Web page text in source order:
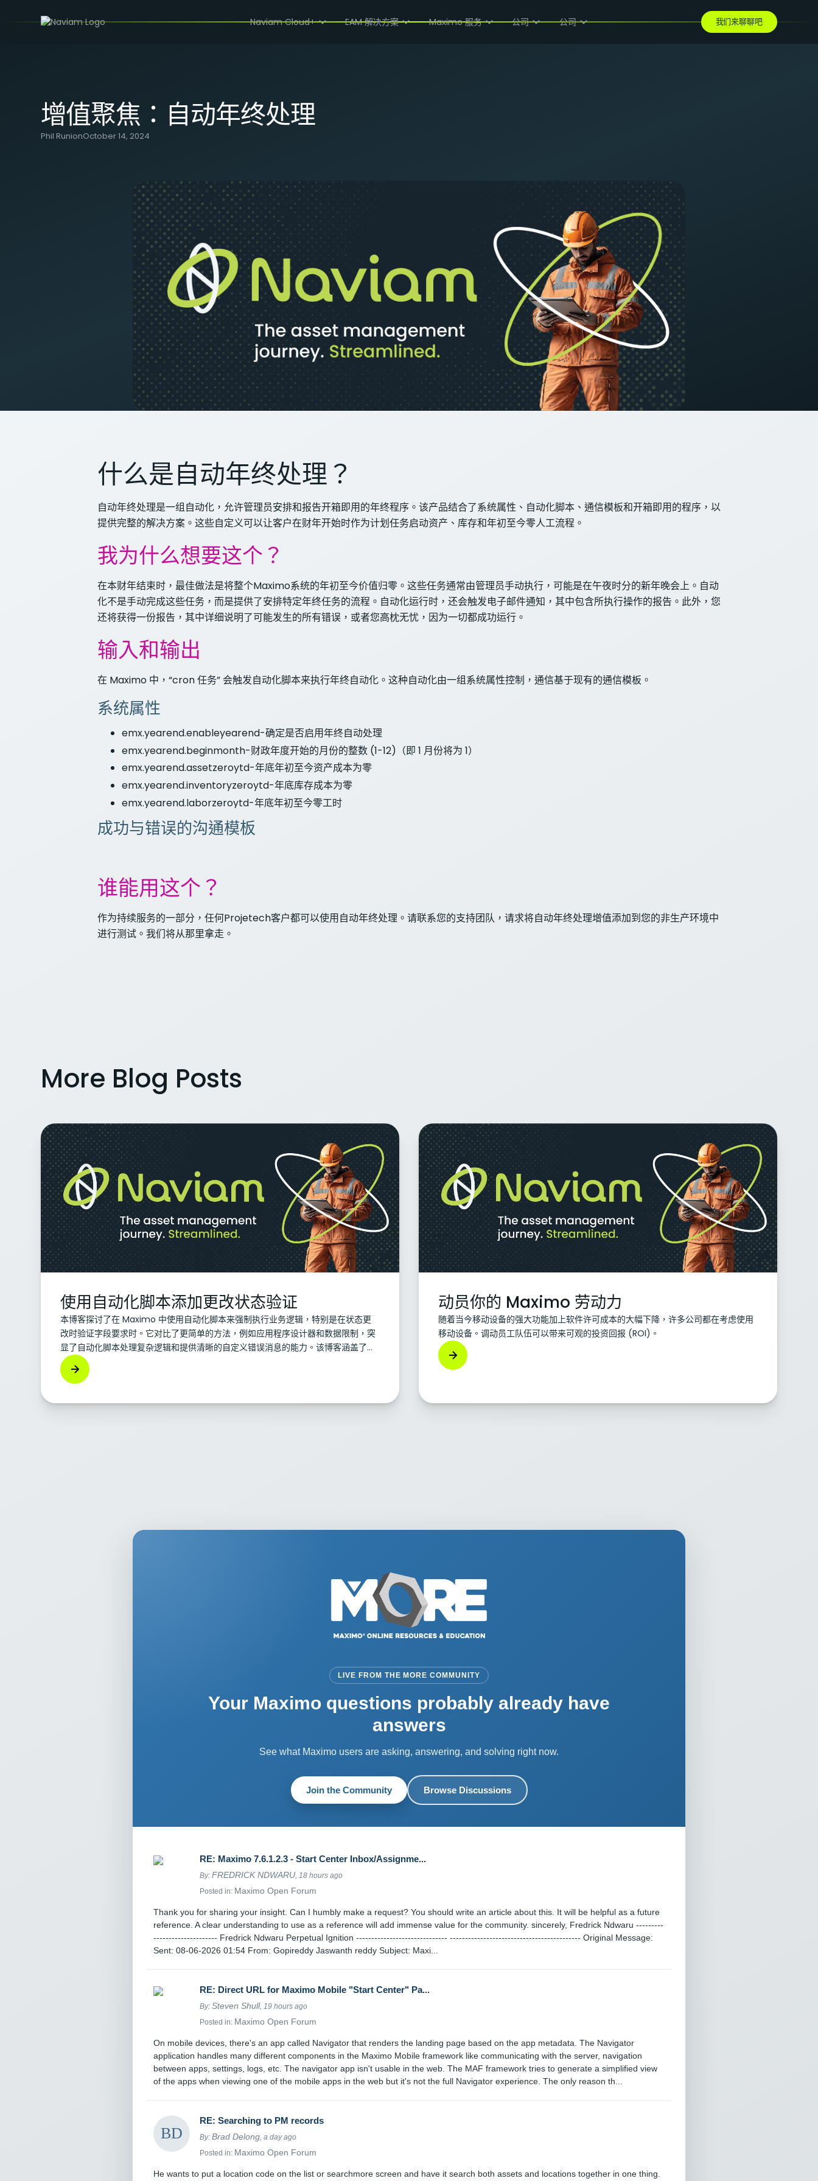
Naviam Cloud+ EAM 解决方案 Maximo 服务 公司 公司 我们来聊聊吧
BLOG /
增值聚焦：自动年终处理
Phil RunionOctober 14, 2024
什么是自动年终处理？
自动年终处理是一组自动化，允许管理员安排和报告开箱即用的年终程序。该产品结合了系统属性、自动化脚本、通信模板和开箱即用的程序，以
提供完整的解决方案。这些自定义可以让客户在财年开始时作为计划任务启动资产、库存和年初至今零人工流程。
我为什么想要这个？
在本财年结束时，最佳做法是将整个Maximo系统的年初至今价值归零。这些任务通常由管理员手动执行，可能是在午夜时分的新年晚会上。自动
化不是手动完成这些任务，而是提供了安排特定年终任务的流程。自动化运行时，还会触发电子邮件通知，其中包含所执行操作的报告。此外，您
还将获得一份报告，其中详细说明了可能发生的所有错误，或者您高枕无忧，因为一切都成功运行。
输入和输出
在 Maximo 中，“cron 任务” 会触发自动化脚本来执行年终自动化。这种自动化由一组系统属性控制，通信基于现有的通信模板。
系统属性
emx.yearend.enableyearend-确定是否启用年终自动处理
emx.yearend.beginmonth-财政年度开始的月份的整数 (1-12)（即 1 月份将为 1）
emx.yearend.assetzeroytd-年底年初至今资产成本为零
emx.yearend.inventoryzeroytd-年底库存成本为零
emx.yearend.laborzeroytd-年底年初至今零工时
成功与错误的沟通模板
谁能用这个？
作为持续服务的一部分，任何Projetech客户都可以使用自动年终处理。请联系您的支持团队，请求将自动年终处理增值添加到您的非生产环境中
进行测试。我们将从那里拿走。
More Blog Posts
使用自动化脚本添加更改状态验证
本博客探讨了在 Maximo 中使用自动化脚本来强制执行业务逻辑，特别是在状态更
改时验证字段要求时。它对比了更简单的方法，例如应用程序设计器和数据限制，突
显了自动化脚本处理复杂逻辑和提供清晰的自定义错误消息的能力。该博客涵盖了实
际示例，包括资产状态变更的必填字段和运营资产的强制性规范，展示了自动化脚本
如何提高 Maximo 中的数据完整性和用户指南。
动员你的 Maximo 劳动力
随着当今移动设备的强大功能加上软件许可成本的大幅下降，许多公司都在考虑使用
移动设备。调动员工队伍可以带来可观的投资回报 (ROI)。
LIVE FROM THE MORE COMMUNITY
Your Maximo questions probably already have
answers
See what Maximo users are asking, answering, and solving right now.
Join the Community Browse Discussions
RE: Maximo 7.6.1.2.3 - Start Center Inbox/Assignme...
By:FREDRICK NDWARU , 18 hours ago
Posted in: Maximo Open Forum
Thank you for sharing your insight. Can I humbly make a request? You should write an article about this. It will be helpful as a future
reference. A clear understanding to use as a reference will add immense value for the community. sincerely, Fredrick Ndwaru ---------
--------------------- Fredrick Ndwaru Perpetual Ignition ------------------------------ ------------------------------------------- Original Message:
Sent: 08-06-2026 01:54 From: Gopireddy Jaswanth reddy Subject: Maxi...
RE: Direct URL for Maximo Mobile "Start Center" Pa...
By:Steven Shull, 19 hours ago
Posted in: Maximo Open Forum
On mobile devices, there's an app called Navigator that renders the landing page based on the app metadata. The Navigator
application handles many different components in the Maximo Mobile framework like communicating with the server, navigation
between apps, settings, logs, etc. The navigator app isn't usable in the web. The MAF framework tries to generate a simplified view
of the apps when viewing one of the mobile apps in the web but it's not the full Navigator experience. The only reason th...
RE: Searching to PM records
By:Brad Delong , a day ago
Posted in: Maximo Open Forum
He wants to put a location code on the list or searchmore screen and have it search both assets and locations together in one thing.